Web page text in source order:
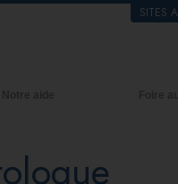
SITES